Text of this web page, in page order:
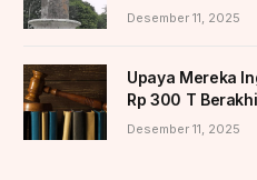
Desember 11, 2025
Upaya Mereka
Rp 300 T
Desember 11, 2025